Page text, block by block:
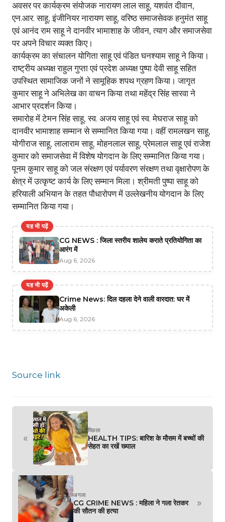
अवसर पर कार्यक्रम संयोजक नारायण लाल साहू, यशवंत दीवान,
एन.आर. साहू, इंजीनियर नारायण साहू, वरिष्ठ समाजसेवक हनुमंत साहू
एवं आनंद राम साहू ने दानवीर भामाशाह के जीवन, त्याग और समाजसेवा
पर अपने विचार व्यक्त किए।
कार्यक्रम का संचालन योगिता साहू एवं पंडित घनश्याम साहू ने किया।
राष्ट्रीय अध्यक्ष राहुल गुप्ता एवं प्रदेश अध्यक्ष पुष्पा देवी साहू सहित
उपस्थित सामाजिक जनों ने सामूहिक शपथ ग्रहण किया। जागृत
कुमार साहू ने अभिलेख का वाचन किया तथा महेंद्र सिंह सारवा ने
आभार प्रदर्शन किया।
समारोह में टेमन सिंह साहू, स्व. अजय साहू एवं स्व. मेघराज साहू को
दानवीर भामाशाह सम्मान से सम्मानित किया गया। वहीं रामलखन साहू,
योगीराज साहू, लालाराम साहू, मोहनलाल साहू, प्रेमलाल साहू एवं राजेश
कुमार को समाजसेवा में विशेष योगदान के लिए सम्मानित किया गया।
पूनम कुमार साहू को जल संरक्षण एवं पर्यावरण संरक्षण तथा वृक्षारोपण के
क्षेत्र में उत्कृष्ट कार्य के लिए सम्मान मिला। श्रीमती पुष्पा साहू को
हरियाली अभियान के तहत पौधारोपण में उल्लेखनीय योगदान के लिए
सम्मानित किया गया।
यह भी पढ़ें
CG NEWS : जिला स्तरीय शालेय कराते प्रतियोगिता का
आरंग में
Aug 6, 2026
यह भी पढ़ें
Crime News: दिल दहला देने वाली वारदात: घर में
अकेली
Aug 6, 2026
Source link
«
पिछला
HEALTH TIPS: बारिश के मौसम में बच्चों की
सेहत का रखें ख्याल
अगला
CG CRIME NEWS : महिला ने गला रेतकर
की सौतन की हत्या
»